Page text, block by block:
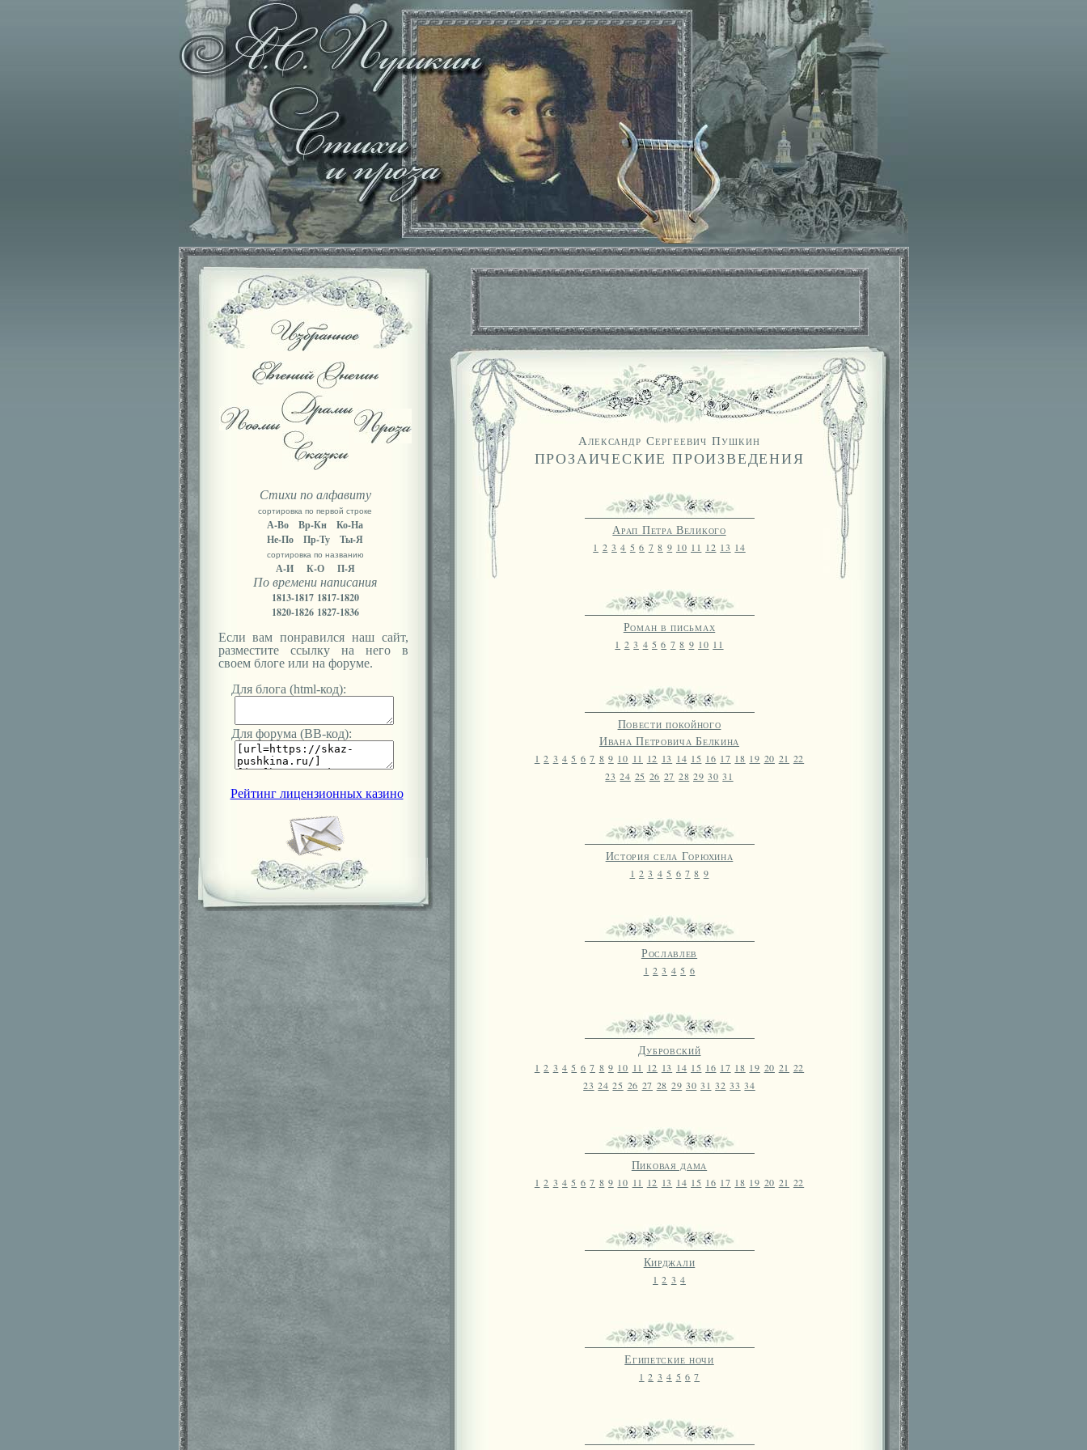
Стихи по алфавиту
сортировка по первой строке
А-Во Вр-Кн
Ко-На
Не-По
Пр-Ту Ты-Я
сортировка по названию
А-И К-О
П-Я
По времени написания
1813-1817 1817-1820
1820-1826 1827-1836
Если вам понравился наш сайт,
разместите ссылку на него в
своем блоге или на форуме.
Для блога (html-код):
Для форума (ВВ-код):
Рейтинг лицензионных казино
Александр Сергеевич Пушкин
ПРОЗАИЧЕСКИЕ ПРОИЗВЕДЕНИЯ
Арап Петра Великого
1 2 3 4 5 6 7 8 9 10 11 12 13 14
Роман в письмах
1 2 3 4 5 6 7 8 9 10 11
Повести покойного
Ивана Петровича Белкина
1 2 3 4 5 6 7 8 9 10 11 12 13 14 15 16 17 18 19 20 21 22
23 24 25 26 27 28 29 30 31
История села Горюхина
1 2 3 4 5 6 7 8 9
Рославлев
1 2 3 4 5 6
Дубровский
1 2 3 4 5 6 7 8 9 10 11 12 13 14 15 16 17 18 19 20 21 22
23 24 25 26 27 28 29 30 31 32 33 34
Пиковая дама
1 2 3 4 5 6 7 8 9 10 11 12 13 14 15 16 17 18 19 20 21 22
Кирджали
1 2 3 4
Египетские ночи
1 2 3 4 5 6 7